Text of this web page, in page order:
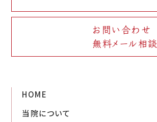
お問い合わせ
無料メール相談
HOME
当院について